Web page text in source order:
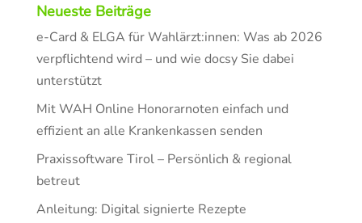
Neueste Beiträge
e-Card & ELGA für Wahlärzt:innen: Was ab 2026
verpflichtend wird – und wie docsy Sie dabei
unterstützt
Mit WAH Online Honorarnoten einfach und
effizient an alle Krankenkassen senden
Praxissoftware Tirol – Persönlich & regional
betreut
Anleitung: Digital signierte Rezepte